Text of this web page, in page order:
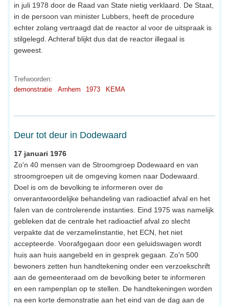
in juli 1978 door de Raad van State nietig verklaard. De Staat,
in de persoon van minister Lubbers, heeft de procedure
echter zolang vertraagd dat de reactor al voor de uitspraak is
stilgelegd. Achteraf blijkt dus dat de reactor illegaal is
geweest.
Trefwoorden:
demonstratie
Arnhem 1973 KEMA
Deur tot deur in Dodewaard
17 januari 1976
Zo'n 40 mensen van de Stroomgroep Dodewaard en van
stroomgroepen uit de omgeving komen naar Dodewaard.
Doel is om de bevolking te informeren over de
onverantwoordelijke behandeling van radioactief afval en het
falen van de controlerende instanties. Eind 1975 was namelijk
gebleken dat de centrale het radioactief afval zo slecht
verpakte dat de verzamelinstantie, het ECN, het niet
accepteerde. Voorafgegaan door een geluidswagen wordt
huis aan huis aangebeld en in gesprek gegaan. Zo'n 500
bewoners zetten hun handtekening onder een verzoekschrift
aan de gemeenteraad om de bevolking beter te informeren
en een rampenplan op te stellen. De handtekeningen worden
na een korte demonstratie aan het eind van de dag aan de